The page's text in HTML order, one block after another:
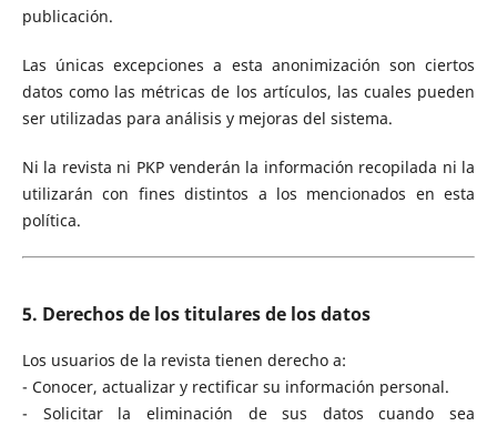
publicación.
Las únicas excepciones a esta anonimización son ciertos
datos como las métricas de los artículos, las cuales pueden
ser utilizadas para análisis y mejoras del sistema.
Ni la revista ni PKP venderán la información recopilada ni la
utilizarán con fines distintos a los mencionados en esta
política.
5. Derechos de los titulares de los datos
Los usuarios de la revista tienen derecho a:
- Conocer, actualizar y rectificar su información personal.
- Solicitar la eliminación de sus datos cuando sea